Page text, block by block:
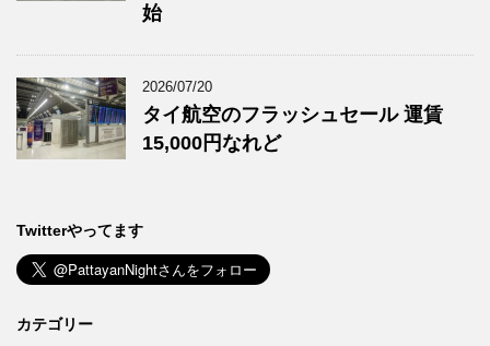
始
2026/07/20
タイ航空のフラッシュセール 運賃
15,000円なれど
Twitterやってます
カテゴリー